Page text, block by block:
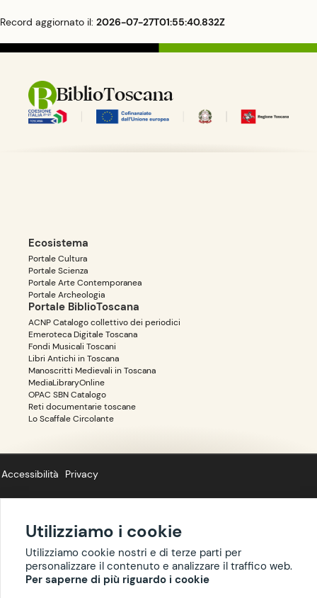
Record aggiornato il: 2026-07-27T01:55:40.832Z
BiblioToscana
Ecosistema
Portale Cultura
Portale Scienza
Portale Arte Contemporanea
Portale Archeologia
Portale BiblioToscana
ACNP Catalogo collettivo dei periodici
Emeroteca Digitale Toscana
Fondi Musicali Toscani
Libri Antichi in Toscana
Manoscritti Medievali in Toscana
MediaLibraryOnline
OPAC SBN Catalogo
Reti documentarie toscane
Lo Scaffale Circolante
Accessibilità Privacy
Copyright ©BIBLIOTOSCANA: tutti i diritti riservati quanto ai dati delle
risorse. I contenuti estratti da Wikipedia sono riproducibili con licenza
cc-by-sa.
Utilizziamo i cookie
Utilizziamo cookie nostri e di terze parti per
personalizzare il contenuto e analizzare il traffico web.
Per saperne di più riguardo i cookie